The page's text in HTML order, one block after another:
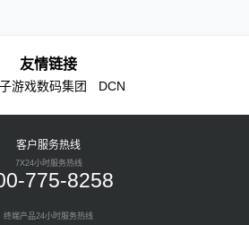
友情链接
游戏数码集团 DCN
客户服务热线
7X24小时服务热线
775-8258
终端产品24小时服务热线